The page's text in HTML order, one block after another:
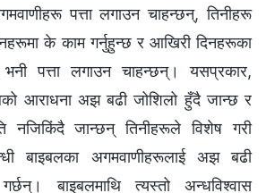
पत्ता लगाउन चाहन्छन्, तिनीहरू
के काम गर्नुहुन्छ र आखिरी दिनहरूका
पत्ता लगाउन चाहन्छन्। यसप्रकार,
आराधना अझ बढी जोशिलो हुँदै जान्छ र
नजिकिंदै जान्छन् तिनीहरूले विशेष गरी
बाइबलका अगमवाणीहरूलाई अझ बढी
बाइबलमाथि त्यस्तो अन्धविश्‍वास